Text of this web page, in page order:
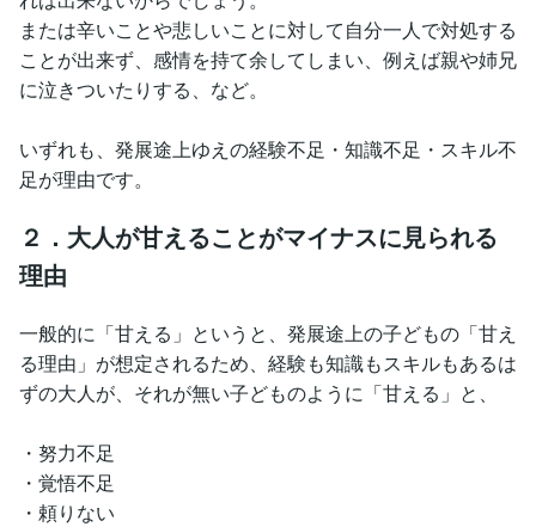
または辛いことや悲しいことに対して自分一人で対処する
ことが出来ず、感情を持て余してしまい、例えば親や姉兄
に泣きついたりする、など。
いずれも、発展途上ゆえの経験不足・知識不足・スキル不
足が理由です。
２．大人が甘えることがマイナスに見られる
理由
一般的に「甘える」というと、発展途上の子どもの「甘え
る理由」が想定されるため、経験も知識もスキルもあるは
ずの大人が、それが無い子どものように「甘える」と、
・努力不足
・覚悟不足
・頼りない